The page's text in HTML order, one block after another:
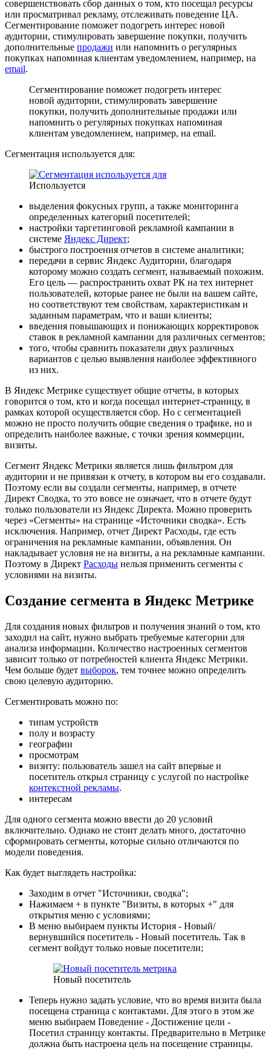
совершенствовать сбор данных о том, кто посещал ресурсы
или просматривал рекламу, отслеживать поведение ЦА.
Сегментирование поможет подогреть интерес новой
аудитории, стимулировать завершение покупки, получить
дополнительные продажи или напомнить о регулярных
покупках напоминая клиентам уведомлением, например, на
email.
Сегментирование поможет подогреть интерес
новой аудитории, стимулировать завершение
покупки, получить дополнительные продажи или
напомнить о регулярных покупках напоминая
клиентам уведомлением, например, на email.
Сегментация используется для:
Используется
выделения фокусных групп, а также мониторинга
определенных категорий посетителей;
настройки таргетинговой рекламной кампании в
системе Яндекс Директ;
быстрого построения отчетов в системе аналитики;
передачи в сервис Яндекс Аудитории, благодаря
которому можно создать сегмент, называемый похожим.
Его цель — распространить охват РК на тех интернет
пользователей, которые ранее не были на вашем сайте,
но соответствуют тем свойствам, характеристикам и
заданным параметрам, что и ваши клиенты;
введения повышающих и понижающих корректировок
ставок в рекламной кампании для различных сегментов;
того, чтобы сравнить показатели двух различных
вариантов с целью выявления наиболее эффективного
из них.
В Яндекс Метрике существует общие отчеты, в которых
говорится о том, кто и когда посещал интернет-страницу, в
рамках которой осуществляется сбор. Но с сегментацией
можно не просто получить общие сведения о трафике, но и
определить наиболее важные, с точки зрения коммерции,
визиты.
Сегмент Яндекс Метрики является лишь фильтром для
аудитории и не привязан к отчету, в котором вы его создавали.
Поэтому если вы создали сегменты, например, в отчете
Директ Сводка, то это вовсе не означает, что в отчете будут
только пользователи из Яндекс Директа. Можно проверить
через «Сегменты» на странице «Источники сводка». Есть
исключения. Например, отчет Директ Расходы, где есть
ограничения на рекламные кампании, объявления. Он
накладывает условия не на визиты, а на рекламные кампании.
Поэтому в Директ Расходы нельзя применить сегменты с
условиями на визиты.
Создание сегмента в Яндекс Метрике
Для создания новых фильтров и получения знаний о том, кто
заходил на сайт, нужно выбрать требуемые категории для
анализа информации. Количество настроенных сегментов
зависит только от потребностей клиента Яндекс Метрики.
Чем больше будет выборок, тем точнее можно определить
свою целевую аудиторию.
Сегментировать можно по:
типам устройств
полу и возрасту
географии
просмотрам
визиту: пользователь зашел на сайт впервые и
посетитель открыл страницу с услугой по настройке
контекстной рекламы.
интересам
Для одного сегмента можно ввести до 20 условий
включительно. Однако не стоит делать много, достаточно
сформировать сегменты, которые сильно отличаются по
модели поведения.
Как будет выглядеть настройка:
Заходим в отчет "Источники, сводка";
Нажимаем + в пункте "Визиты, в которых +" для
открытия меню с условиями;
В меню выбираем пункты История - Новый/
вернувшийся посетитель - Новый посетитель. Так в
сегмент войдут только новые посетители;
Новый посетитель
Теперь нужно задать условие, что во время визита была
посещена страница с контактами. Для этого в этом же
меню выбираем Поведение - Достижение цели -
Посетил страницу контакты. Предварительно в Метрике
должна быть настроена цель на посещение страницы.